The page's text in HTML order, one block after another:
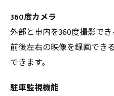
360度カメラ
外部と車内を360度撮影でき
前後左右の映像を録画でき
できます。
駐車監視機能